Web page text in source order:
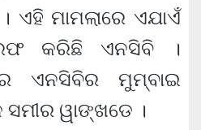
ମାମଲାରେ ଏଯାଏଁ
କରିଛି ଏନସିବି ।
ଏନସିବିର ମୁମ୍ବାଇ
ସମୀର ୱାଙ୍ଖଡେ ।